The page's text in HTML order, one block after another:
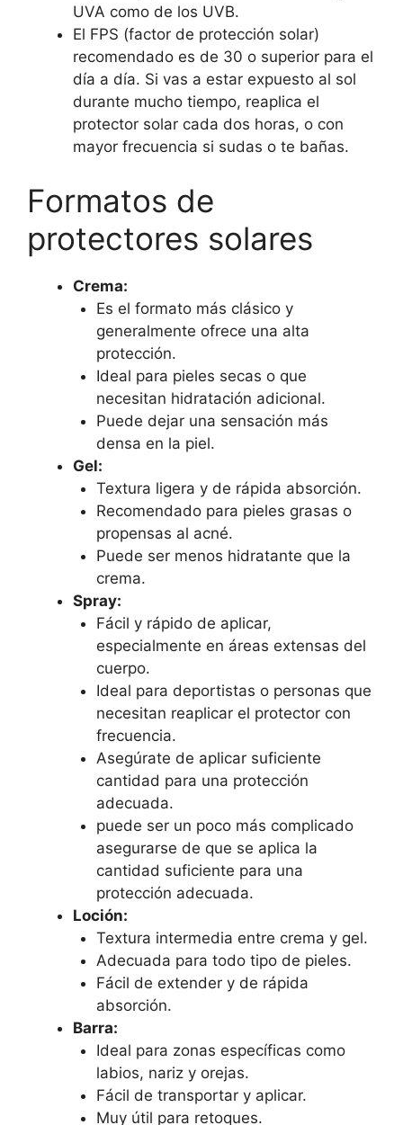
UVA como de los UVB.
El FPS (factor de protección solar)
recomendado es de 30 o superior para el
día a día. Si vas a estar expuesto al sol
durante mucho tiempo, reaplica el
protector solar cada dos horas, o con
mayor frecuencia si sudas o te bañas.
Formatos de
protectores solares
Crema:
Es el formato más clásico y
generalmente ofrece una alta
protección.
Ideal para pieles secas o que
necesitan hidratación adicional.
Puede dejar una sensación más
densa en la piel.
Gel:
Textura ligera y de rápida absorción.
Recomendado para pieles grasas o
propensas al acné.
Puede ser menos hidratante que la
crema.
Spray:
Fácil y rápido de aplicar,
especialmente en áreas extensas del
cuerpo.
Ideal para deportistas o personas que
necesitan reaplicar el protector con
frecuencia.
Asegúrate de aplicar suficiente
cantidad para una protección
adecuada.
puede ser un poco más complicado
asegurarse de que se aplica la
cantidad suficiente para una
protección adecuada.
Loción:
Textura intermedia entre crema y gel.
Adecuada para todo tipo de pieles.
Fácil de extender y de rápida
absorción.
Barra:
Ideal para zonas específicas como
labios, nariz y orejas.
Fácil de transportar y aplicar.
Muy útil para retoques.